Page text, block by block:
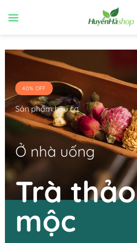
qua
40% OFF
Sản phẩm hữu cơ
Ở nhà uống
Trà thảo
mộc